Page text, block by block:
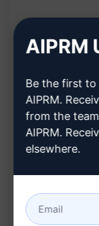
Générer des
Améliorer la
web grâce à
Avantages :
Augmenter la
ciblant les
Attirer un
AIPRM
Be the first
AIPRM.
from the
AIPRM.
elsewhere.